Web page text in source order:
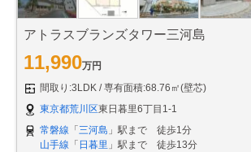
アトラスブランズタワー三河島
11,990万円
間取り:3LDK
専有面積:68.76㎡(壁芯)
東京都荒川区東日暮里6丁目1-1
常磐線 「 三河島 」駅まで 徒歩1分
山手線 「 日暮里 」駅まで 徒歩13分